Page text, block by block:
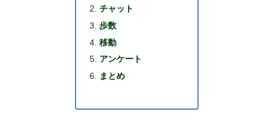
チャット
歩数
移動
アンケート
まとめ